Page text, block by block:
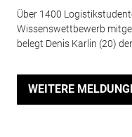
Über 1400
Wissenswettbewerb
belegt Denis Karlin (20)
WEITERE